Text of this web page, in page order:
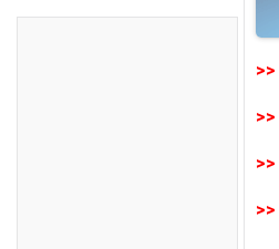
>>
>>
>>
>>